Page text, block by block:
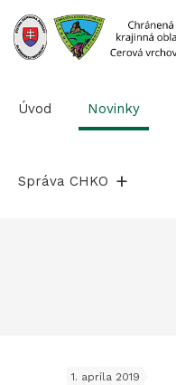
na
obsah
Úvod Novinky
Správa CHKO
1. apríla 2019